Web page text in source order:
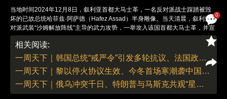
0
当地时间2024年12月8日，叙利亚首都大马士革，一名反对派战士踩踏被毁
坏的已故总统哈菲兹·阿萨德（Hafez Assad）半身雕像。当天清晨，叙利亚反
对派武装“沙姆解放阵线”主导的武力攻势，一举攻入该国首都大马士革，并宣
布巴沙尔·阿萨德（Bashar al-Assad）领导的叙利亚政府垮台。 图：视觉中
国
责任编辑：翁倩 董德 | 版面编辑：翁倩
相关阅读:
一周天下｜韩国总统“戒严令”引发多轮抗议、法国政府1962年以来首次被议会推翻
一周天下｜黎以停火协议生效、今冬首场寒潮袭中国大部地区
一周天下｜俄乌冲突千日、特朗普与马斯克共观“星舰”试飞